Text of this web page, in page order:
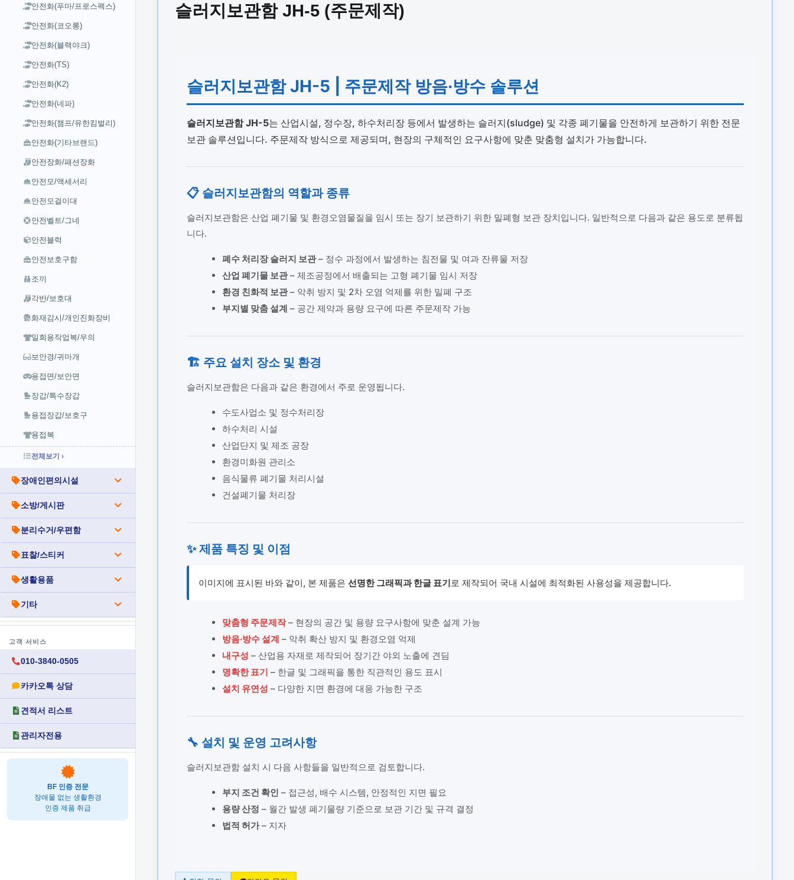
안전화(푸마/프로스펙스)
안전화(코오롱)
안전화(블랙야크)
안전화(TS)
안전화(K2)
안전화(네파)
안전화(챔프/유한킴벌리)
안전화(기타브랜드)
안전장화/패션장화
안전모/액세서리
안전모걸이대
안전벨트/그네
안전블럭
안전보호구함
조끼
각반/보호대
화재감시/개인진화장비
일회용작업복/우의
보안경/귀마개
용접면/보안면
장갑/특수장갑
용접장갑/보호구
용접복
전체보기 ›
장애인편의시설
소방/게시판
분리수거/우편함
표찰/스티커
생활용품
기타
고객 서비스
010-3840-0505
카카오톡 상담
견적서 리스트
관리자전용
BF 인증 전문
장애물 없는 생활환경
인증 제품 취급
슬러지보관함 JH-5 (주문제작)
슬러지보관함 JH-5 | 주문제작 방음·방수 솔루션
슬러지보관함 JH-5는 산업시설, 정수장, 하수처리장 등에서 발생하는 슬러지(sludge) 및 각종 폐기물을 안전하게 보관하기 위한 전문
보관 솔루션입니다. 주문제작 방식으로 제공되며, 현장의 구체적인 요구사항에 맞춘 맞춤형 설치가 가능합니다.
📋 슬러지보관함의 역할과 종류
슬러지보관함은 산업 폐기물 및 환경오염물질을 임시 또는 장기 보관하기 위한 밀폐형 보관 장치입니다. 일반적으로 다음과 같은 용도로 분류됩
니다.
폐수 처리장 슬러지 보관– 정수 과정에서 발생하는 침전물 및 여과 잔류물 저장
산업 폐기물 보관– 제조공정에서 배출되는 고형 폐기물 임시 저장
환경 친화적 보관– 악취 방지 및 2차 오염 억제를 위한 밀폐 구조
부지별 맞춤 설계 – 공간 제약과 용량 요구에 따른 주문제작 가능
🏗️ 주요 설치 장소 및 환경
슬러지보관함은 다음과 같은 환경에서 주로 운영됩니다.
수도사업소 및 정수처리장
하수처리 시설
산업단지 및 제조 공장
환경미화원 관리소
음식물류 폐기물 처리시설
건설폐기물 처리장
✨ 제품 특징 및 이점
이미지에 표시된 바와 같이, 본 제품은 선명한 그래픽과 한글 표기로 제작되어 국내 시설에 최적화된 사용성을 제공합니다.
맞춤형 주문제작– 현장의 공간 및 용량 요구사항에 맞춘 설계 가능
방음·방수 설계 – 악취 확산 방지 및 환경오염 억제
내구성 – 산업용 자재로 제작되어 장기간 야외 노출에 견딤
명확한 표기 – 한글 및 그래픽을 통한 직관적인 용도 표시
설치 유연성 – 다양한 지면 환경에 대응 가능한 구조
🔧 설치 및 운영 고려사항
슬러지보관함 설치 시 다음 사항들을 일반적으로 검토합니다.
부지 조건 확인 – 접근성, 배수 시스템, 안정적인 지면 필요
용량 산정 – 월간 발생 폐기물량 기준으로 보관 기간 및 규격 결정
법적 허가– 지자